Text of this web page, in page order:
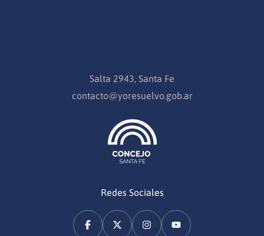
Salta 2943, Santa Fe
contacto@yoresuelvo.gob.ar
Redes Sociales